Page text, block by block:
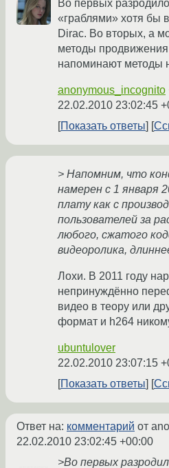
Во первых
«граблями» хотя бы
Dirac. Во вторых, а
методы
напоминают методы
anonymous_incognito
22.02.2010 23:02:45
Показать ответы
> Напомним, что
намерен с 1 января
плату как с
пользователей за
любого, сжатого
видеоролика,
Лохи. В 2011 году
непринуждённо
видео в теору или
формат и h264
ubuntulover
22.02.2010 23:07:15
Показать ответы
Ответ на: комментарий от
22.02.2010 23:02:45 +00:00
>Во первых